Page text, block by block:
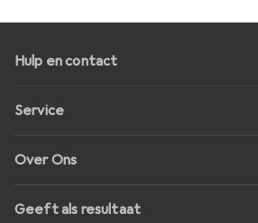
Hulp en contact
Service
Over Ons
Geeft als resultaat